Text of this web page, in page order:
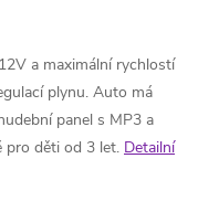
a maximální rychlostí
plynu. Auto má
panel s MP3 a
pro děti od 3 let. Detailní